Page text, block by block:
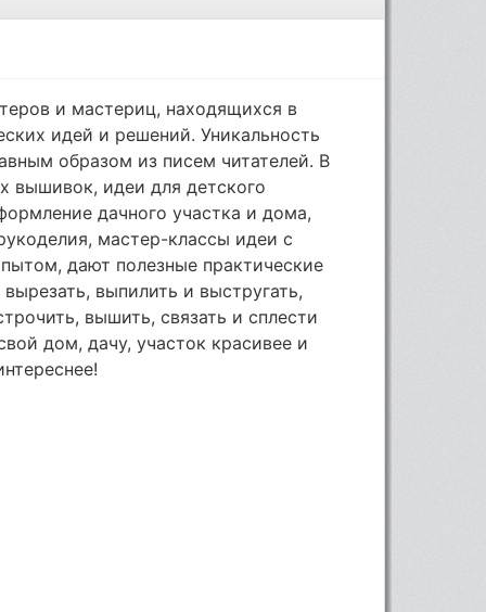
и мастериц, находящихся в
идей и решений. Уникальность
образом из писем читателей. В
вышивок, идеи для детского
дачного участка и дома,
мастер-классы идеи с
дают полезные практические
выпилить и выстругать,
вышить, связать и сплести
дом, дачу, участок красивее и